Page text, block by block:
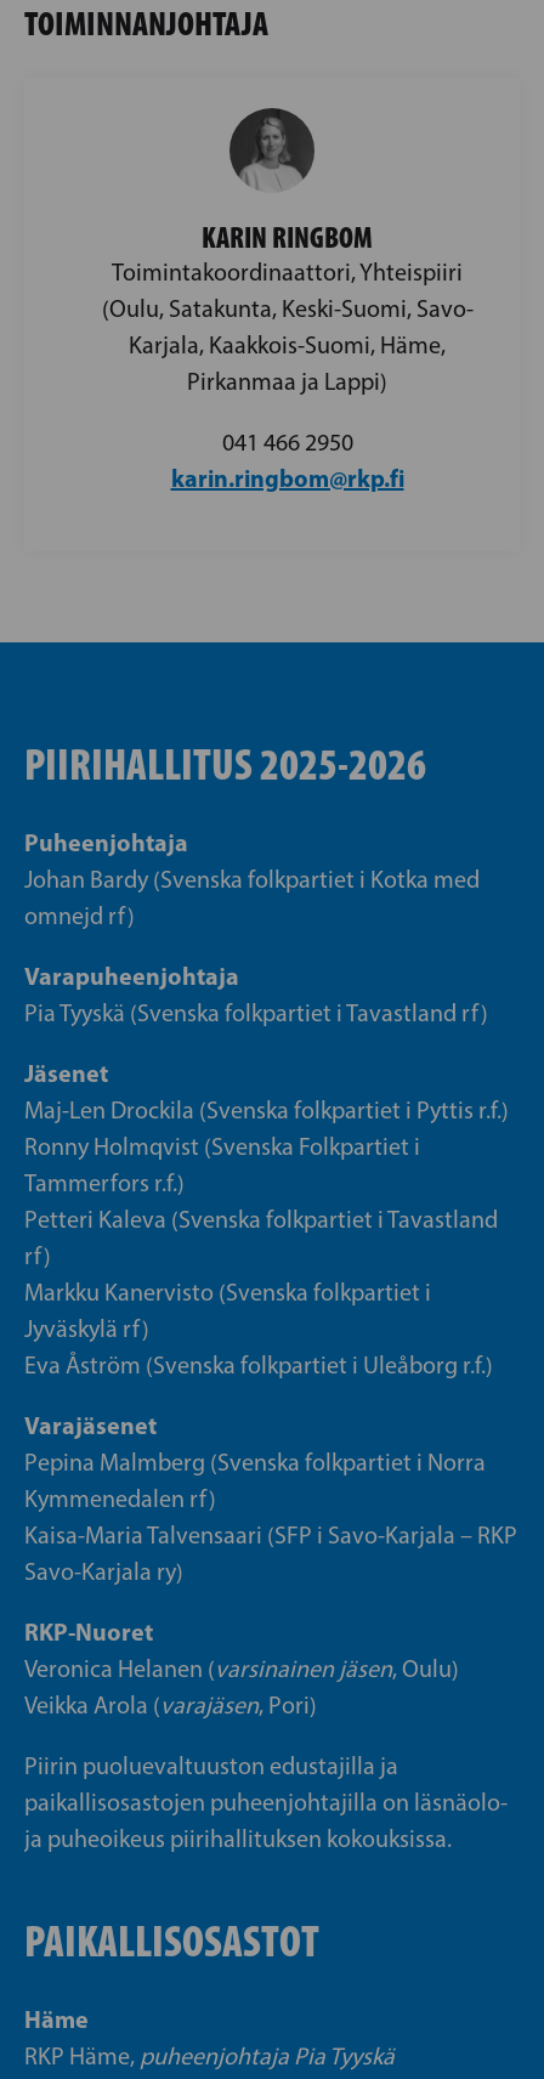
TOIMINNANJOHTAJA
KARIN RINGBOM
Toimintakoordinaattori, Yhteispiiri
(Oulu, Satakunta, Keski-Suomi, Savo-
Karjala, Kaakkois-Suomi, Häme,
Pirkanmaa ja Lappi)
041 466 2950
karin.ringbom@rkp.fi
PIIRIHALLITUS 2025-2026
Puheenjohtaja
Johan Bardy (Svenska folkpartiet i Kotka med
omnejd rf)
Varapuheenjohtaja
Pia Tyyskä (Svenska folkpartiet i Tavastland rf)
Jäsenet
Maj-Len Drockila (Svenska folkpartiet i Pyttis r.f.)
Ronny Holmqvist (Svenska Folkpartiet i
Tammerfors r.f.)
Petteri Kaleva (Svenska folkpartiet i Tavastland
rf)
Markku Kanervisto (Svenska folkpartiet i
Jyväskylä rf)
Eva Åström (Svenska folkpartiet i Uleåborg r.f.)
Varajäsenet
Pepina Malmberg (Svenska folkpartiet i Norra
Kymmenedalen rf)
Kaisa-Maria Talvensaari (SFP i Savo-Karjala – RKP
Savo-Karjala ry)
RKP-Nuoret
Veronica Helanen (varsinainen jäsen, Oulu)
Veikka Arola (varajäsen, Pori)
Piirin puoluevaltuuston edustajilla ja
paikallisosastojen puheenjohtajilla on läsnäolo-
ja puheoikeus piirihallituksen kokouksissa.
PAIKALLISOSASTOT
Häme
RKP Häme, puheenjohtaja Pia Tyyskä